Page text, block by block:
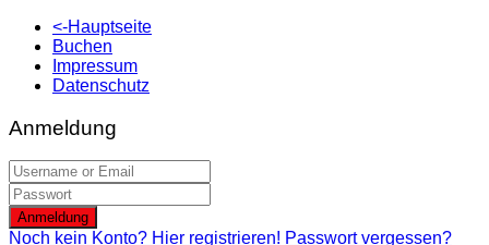
<-Hauptseite
Buchen
Impressum
Datenschutz
Anmeldung
Anmeldung
Noch kein Konto? Hier registrieren! Passwort vergessen?